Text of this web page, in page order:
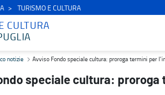
TURISMO E CULTURA
CULTURA
termini per l’invio delle istanze -
notizie Avviso Fondo speciale cultura: proroga termini per
speciale cultura: proroga